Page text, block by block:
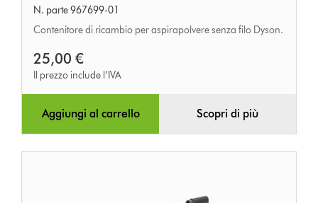
N. parte 967699-01
Contenitore di ricambio per aspirapolvere senza filo Dyson.
25,00 €
Il prezzo include l’IVA
Aggiungi al carrello Scopri di più